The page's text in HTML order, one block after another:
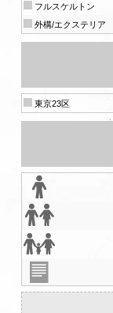
フルスケルトン
外構/エクステリア
東京23区